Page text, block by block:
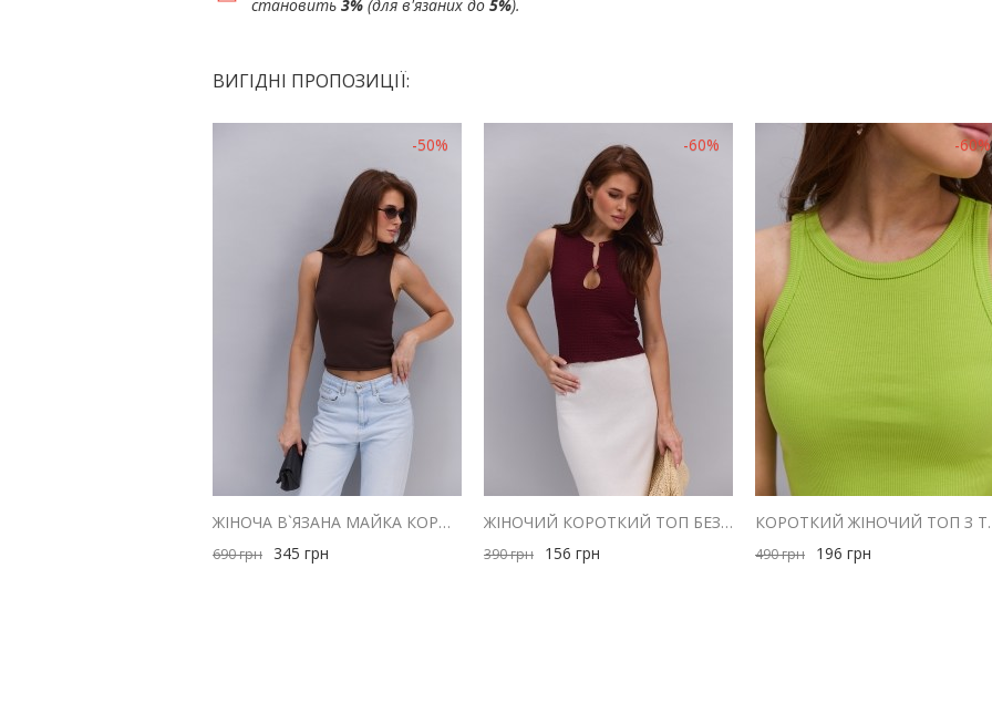
становить 3% (для в'язаних до 5%).
ВИГІДНІ ПРОПОЗИЦІЇ:
-50%
ЖІНОЧА В`ЯЗАНА МАЙКА КОРИЧНЕВА З ЗАКРУЧЕНИМИ КРАЯМИ
690грн 345 грн
-60%
ЖІНОЧИЙ КОРОТКИЙ ТОП БЕЗ РУКАВІВ БОРДОВИЙ З ВИРІЗОМ НА ҐУДЗИКАХ
390грн 156 грн
-60%
КОРОТКИЙ
490грн 196 грн